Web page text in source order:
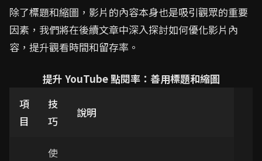
除了標題和縮圖，影片的內容本身也是吸引觀眾的重要
因素，我們將在後續文章中深入探討如何優化影片內
容，提升觀看時間和留存率。
提升 YouTube 點閱率：善用標題和縮圖
項
目
技
巧
說明
使